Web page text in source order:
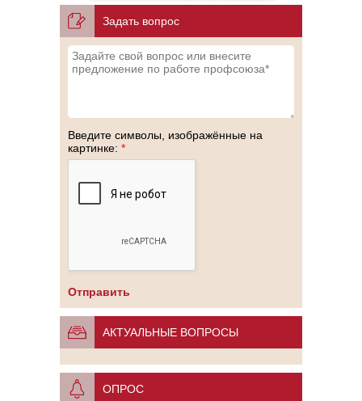
Задать вопрос
Введите символы, изображённые на
картинке: *
АКТУАЛЬНЫЕ ВОПРОСЫ
ОПРОС